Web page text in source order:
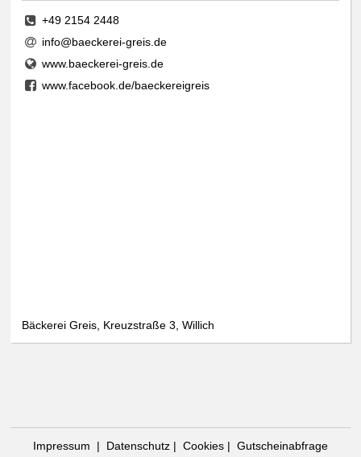
+49 2154 2448
info@baeckerei-greis.de
www.baeckerei-greis.de
www.facebook.de/baeckereigreis
Bäckerei Greis, Kreuzstraße 3, Willich
Impressum | Datenschutz| Cookies| Gutscheinabfrage